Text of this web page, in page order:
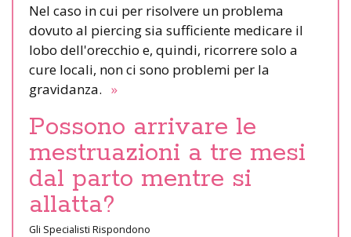
Nel caso in cui per risolvere un problema
dovuto al piercing sia sufficiente medicare il
lobo dell'orecchio e, quindi, ricorrere solo a
cure locali, non ci sono problemi per la
gravidanza. »
Possono arrivare le
mestruazioni a tre mesi
dal parto mentre si
allatta?
Gli Specialisti Rispondono